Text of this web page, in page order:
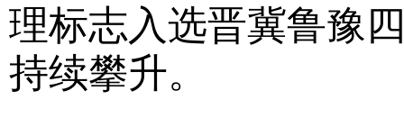
理标志入选晋冀鲁豫
持续攀升。